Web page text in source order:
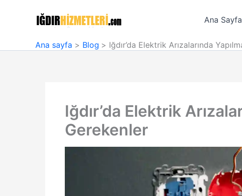
Ana Sayfa
Ana sayfa Blog Iğdır’da Elektrik Arızalarında
Iğdır’da Elektrik
Gerekenler